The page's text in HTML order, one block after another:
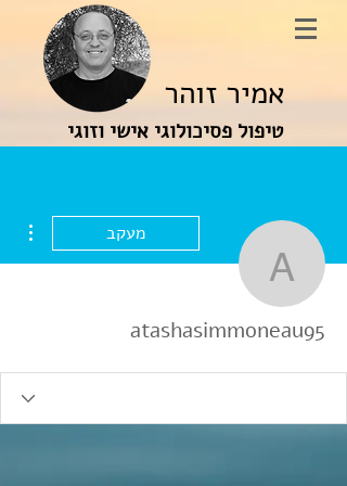
אמיר זוהר
טיפול פסיכולוגי אישי וזוגי
מעקב
atashasimmoneau95